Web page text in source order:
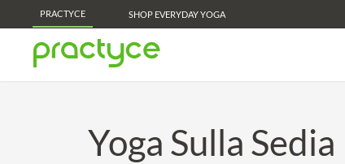
Practyce Membership Perks - Learn More!
PRACTYCE SHOP EVERYDAY YOGA
Yoga Sulla Sedia